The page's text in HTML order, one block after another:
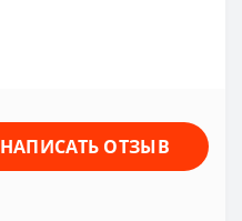
НАПИСАТЬ ОТЗЫВ